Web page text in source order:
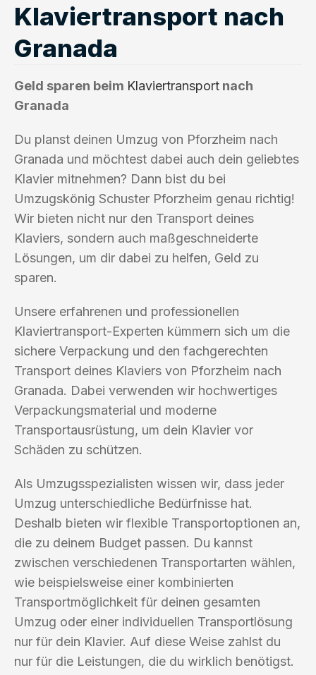
Klaviertransport nach
Granada
Geld sparen beim Klaviertransport nach
Granada
Du planst deinen Umzug von Pforzheim nach
Granada und möchtest dabei auch dein geliebtes
Klavier mitnehmen? Dann bist du bei
Umzugskönig Schuster Pforzheim genau richtig!
Wir bieten nicht nur den Transport deines
Klaviers, sondern auch maßgeschneiderte
Lösungen, um dir dabei zu helfen, Geld zu
sparen.
Unsere erfahrenen und professionellen
Klaviertransport-Experten kümmern sich um die
sichere Verpackung und den fachgerechten
Transport deines Klaviers von Pforzheim nach
Granada. Dabei verwenden wir hochwertiges
Verpackungsmaterial und moderne
Transportausrüstung, um dein Klavier vor
Schäden zu schützen.
Als Umzugsspezialisten wissen wir, dass jeder
Umzug unterschiedliche Bedürfnisse hat.
Deshalb bieten wir flexible Transportoptionen an,
die zu deinem Budget passen. Du kannst
zwischen verschiedenen Transportarten wählen,
wie beispielsweise einer kombinierten
Transportmöglichkeit für deinen gesamten
Umzug oder einer individuellen Transportlösung
nur für dein Klavier. Auf diese Weise zahlst du
nur für die Leistungen, die du wirklich benötigst.